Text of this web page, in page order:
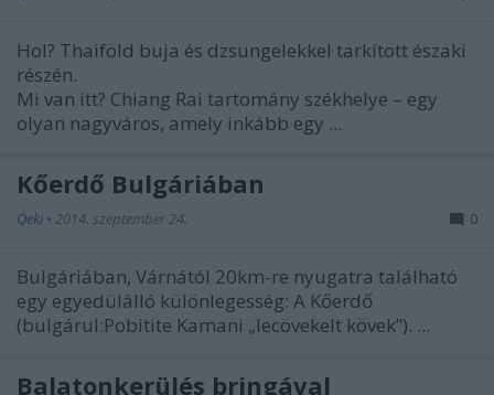
Hol? Thaiföld buja és dzsungelekkel tarkított északi
részén.
Mi van itt? Chiang Rai tartomány székhelye – egy
olyan nagyváros, amely inkább egy ...
Kőerdő Bulgáriában
Qeki • 2014. szeptember 24. 0
Bulgáriában, Várnától 20km-re nyugatra található
egy egyedülálló különlegesség: A Kőerdő
(bulgárul:Pobitite Kamani „lecövekelt kövek”). ...
Balatonkerülés bringával